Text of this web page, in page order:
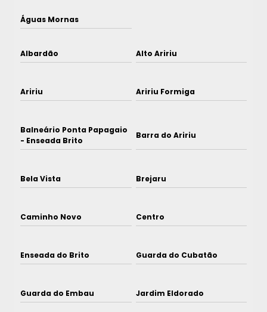
Águas Mornas
Albardão Alto Aririu
Aririu Aririu Formiga
Balneário Ponta Papagaio
- Enseada Brito
Barra do Aririu
Bela Vista Brejaru
Caminho Novo Centro
Enseada do Brito Guarda do Cubatão
Guarda do Embau Jardim Eldorado